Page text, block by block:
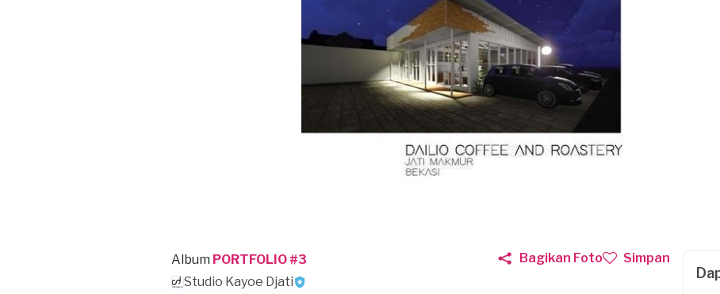
Album PORTFOLIO #3
Studio Kayoe Djati
Bagikan Foto Simpan